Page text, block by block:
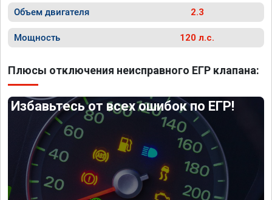
Объем двигателя 2.3
Мощность 120 л.с.
Плюсы отключения неисправного ЕГР клапана:
Избавьтесь от всех ошибок по ЕГР!